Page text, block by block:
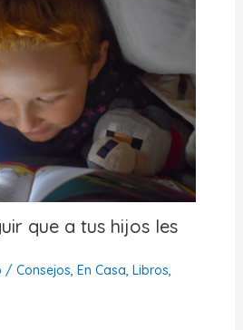
que a tus hijos les
/ Consejos, En Casa, Libros,